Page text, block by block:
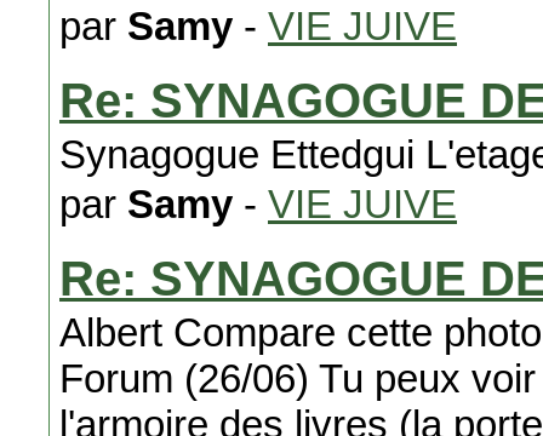
par Samy - VIE JUIVE
Re: SYNAGOGUE
Synagogue Ettedgui
par Samy - VIE JUIVE
Re: SYNAGOGUE
Albert Compare cette
Forum (26/06) Tu peux
l'armoire des livres (la